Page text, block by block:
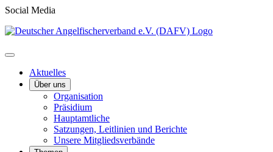
Social Media
Aktuelles
Über uns
Organisation
Präsidium
Hauptamtliche
Satzungen, Leitlinien und Berichte
Unsere Mitgliedsverbände